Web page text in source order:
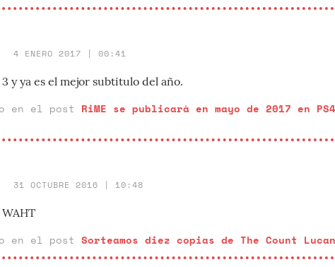
4 ENERO 2017 | 00:41
3 y ya es el mejor subtitulo del año.
en el post RiME se publicará en mayo de 2017 en
31 OCTUBRE 2016 | 10:48
en el post Sorteamos diez copias de The Count